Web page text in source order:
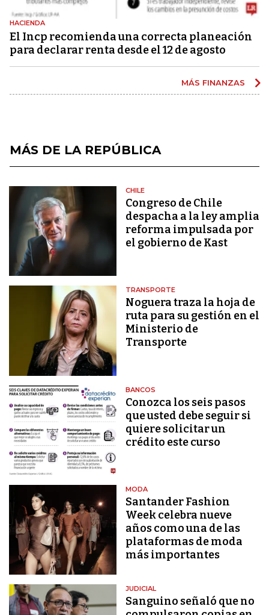
HACIENDA
El Incp recomienda una correcta planeación
para declarar renta desde el 12 de agosto
MÁS FINANZAS
MÁS DE LA REPÚBLICA
CHILE
Congreso de Chile
despacha a la ley amplia
reforma impulsada por
el gobierno de Kast
TRANSPORTE
Noguera traza la hoja de
ruta para su gestión en el
Ministerio de
Transporte
BANCOS
Conozca los seis pasos
que usted debe seguir si
quiere solicitar un
crédito este curso
MODA
Santander Fashion
Week celebra nueve
años como una de las
plataformas de moda
más importantes
JUDICIAL
Sanguino señaló que no